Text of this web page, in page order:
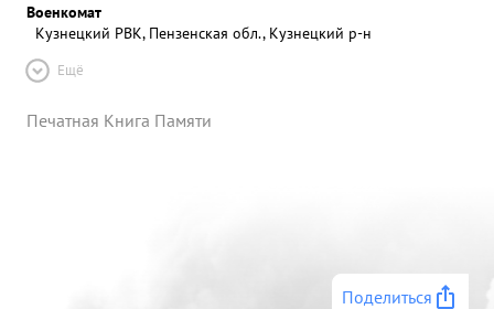
Военкомат
Кузнецкий РВК, Пензенская обл., Кузнецкий р-н
Ещё
Печатная Книга Памяти
Поделиться